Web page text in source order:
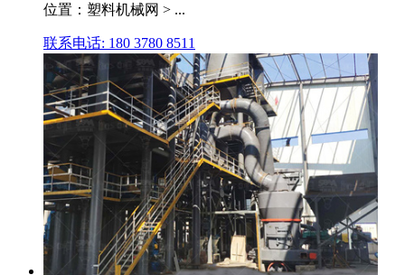
位置：塑料机械网 > ...
联系电话: 180 3780 8511